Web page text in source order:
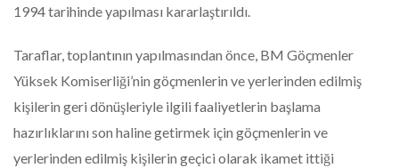
1994 tarihinde yapılması kararlaştırıldı.
Taraflar, toplantının yapılmasından önce, BM Göçmenler
Yüksek Komiserliği’nin göçmenlerin ve yerlerinden edilmiş
kişilerin geri dönüşleriyle ilgili faaliyetlerin başlama
hazırlıklarını son haline getirmek için göçmenlerin ve
yerlerinden edilmiş kişilerin geçici olarak ikamet ittiği